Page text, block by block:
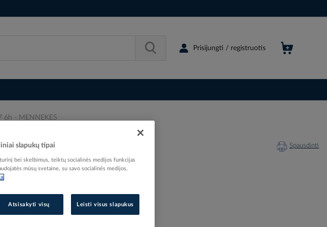
Prisijungti / registruotis
6h - MENNEKES
Spausdinti
kodas
202805
slapukų tipai
bei skelbimus, teiktų socialinės medijos funkcijas
mūsų svetaine, su savo socialinės medijos,
Atsisakyti visų Leisti visus slapukus